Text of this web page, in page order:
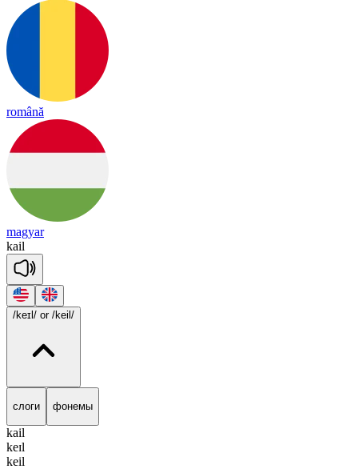
română
magyar
kail
/keɪl/ or /keil/
слоги фонемы
kail
keɪl
keil